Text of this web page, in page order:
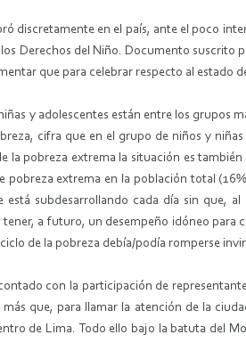
discretamente en el país, ante el poco
Derechos del Niño. Documento
que para celebrar respecto al estado
y adolescentes están entre los grupos
cifra que en el grupo de niños y
pobreza extrema la situación es
extrema en la población total
subdesarrollando cada día sin que,
a futuro, un desempeño idóneo
de la pobreza debía/podía romperse
con la participación de
que, para llamar la atención de la
de Lima. Todo ello bajo la batuta del